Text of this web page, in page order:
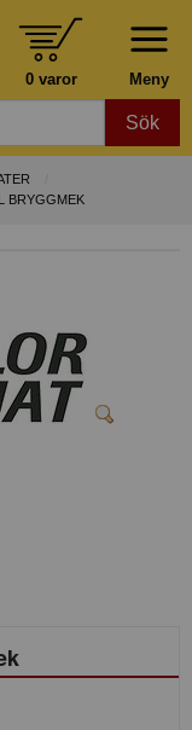
Meny
0 varor
Sök
BRYGGMEK